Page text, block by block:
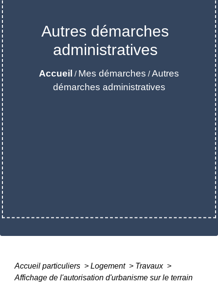
Autres démarches
administratives
Accueil / Mes démarches /Autres
démarches administratives
Accueil particuliers > Logement > Travaux >
Affichage de l'autorisation d'urbanisme sur le terrain